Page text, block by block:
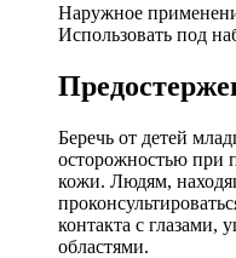
Наружное
Использовать под
Беречь от детей
осторожностью при
кожи. Людям,
контакта с
областями.